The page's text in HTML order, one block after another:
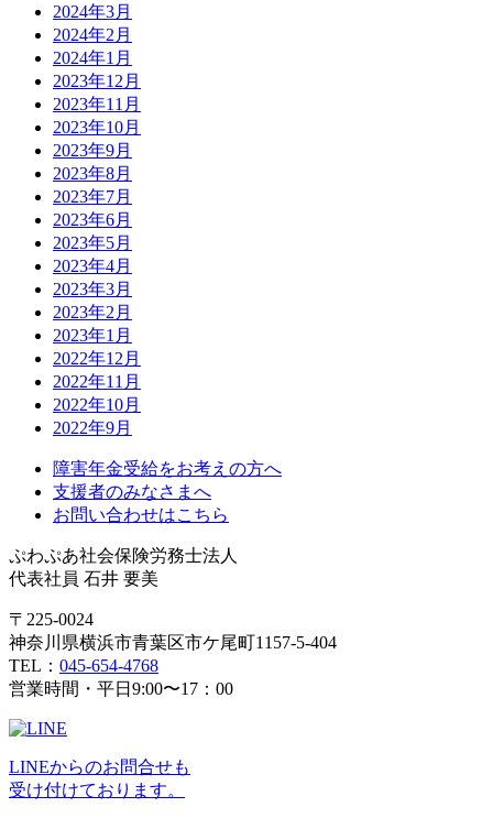
2024年3月
2024年2月
2024年1月
2023年12月
2023年11月
2023年10月
2023年9月
2023年8月
2023年7月
2023年6月
2023年5月
2023年4月
2023年3月
2023年2月
2023年1月
2022年12月
2022年11月
2022年10月
2022年9月
障害年金受給をお考えの方へ
支援者のみなさまへ
お問い合わせはこちら
ぷわぷあ社会保険労務士法人
代表社員 石井 要美
〒225-0024
神奈川県横浜市青葉区市ケ尾町1157-5-404
TEL： 045-654-4768
営業時間・平日9:00〜17：00
LINEからのお問合せも
受け付けております。